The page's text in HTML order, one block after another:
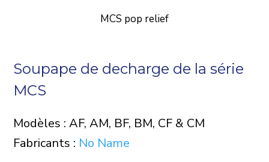
MCS pop relief
Soupape de decharge de la série
MCS
Modèles : AF, AM, BF, BM, CF & CM
Fabricants : No Name